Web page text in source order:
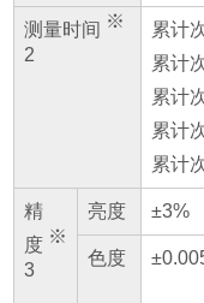
测量时间 ※
2
累计
累计
累计
累计
累计
精
度 ※
3
亮度 ±3%
色度